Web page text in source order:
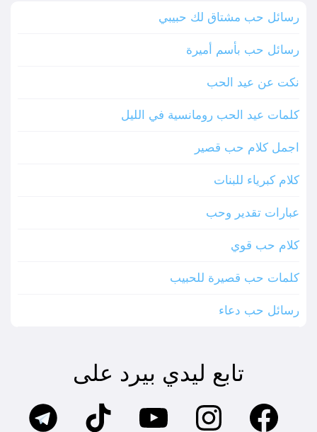
رسائل حب مشتاق لك حبيبي
رسائل حب بأسم أميرة
نكت عن عيد الحب
كلمات عيد الحب رومانسية في الليل
اجمل كلام حب قصير
كلام كبرياء للبنات
عبارات تقدير وحب
كلام حب قوي
كلمات حب قصيرة للحبيب
رسائل حب دعاء
تابع ليدي بيرد على